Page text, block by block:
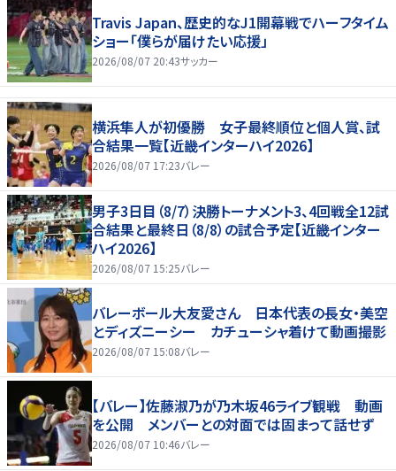
Travis Japan、歴史的なJ1開幕戦でハーフタイム
ショー「僕らが届けたい応援」
2026/08/07 20:43サッカー
横浜隼人が初優勝 女子最終順位と個人賞、試
合結果一覧【近畿インターハイ2026】
2026/08/07 17:23バレー
男子3日目（8/7）決勝トーナメント3、4回戦全12試
合結果と最終日（8/8）の試合予定【近畿インター
ハイ2026】
2026/08/07 15:25バレー
バレーボール大友愛さん 日本代表の長女・美空
とディズニーシー カチューシャ着けて動画撮影
2026/08/07 15:08バレー
【バレー】佐藤淑乃が乃木坂46ライブ観戦 動画
を公開 メンバーとの対面では固まって話せず
2026/08/07 10:46バレー